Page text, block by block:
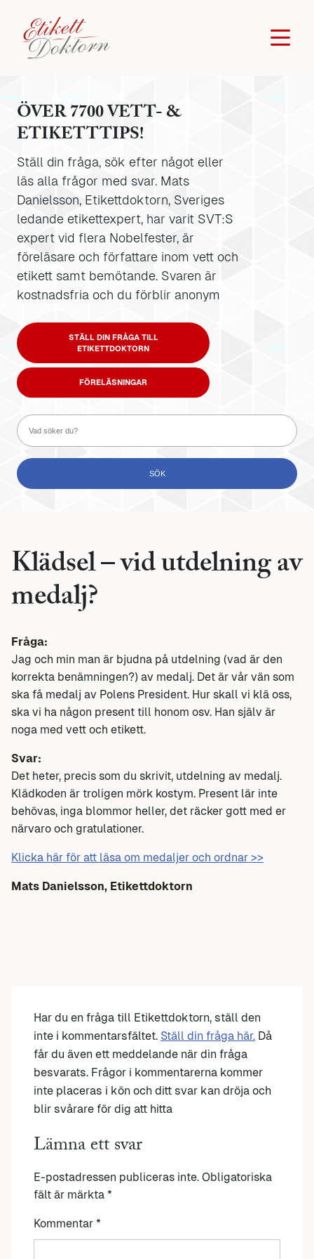
ÖVER 7700 VETT- &
ETIKETTTIPS!
Ställ din fråga, sök efter något eller
läs alla frågor med svar. Mats
Danielsson, Etikettdoktorn, Sveriges
ledande etikettexpert, har varit SVT:S
expert vid flera Nobelfester, är
föreläsare och författare inom vett och
etikett samt bemötande. Svaren är
kostnadsfria och du förblir anonym
STÄLL DIN FRÅGA TILL
ETIKETTDOKTORN
FÖRELÄSNINGAR
Klädsel – vid utdelning av
medalj?
Fråga:
Jag och min man är bjudna på utdelning (vad är den
korrekta benämningen?) av medalj. Det är vår vän som
ska få medalj av Polens President. Hur skall vi klä oss,
ska vi ha någon present till honom osv. Han själv är
noga med vett och etikett.
Svar:
Det heter, precis som du skrivit, utdelning av medalj.
Klädkoden är troligen mörk kostym. Present lär inte
behövas, inga blommor heller, det räcker gott med er
närvaro och gratulationer.
Klicka här för att läsa om medaljer och ordnar >>
Mats Danielsson, Etikettdoktorn
Har du en fråga till Etikettdoktorn, ställ den
inte i kommentarsfältet. Ställ din fråga här. Då
får du även ett meddelande när din fråga
besvarats. Frågor i kommentarerna kommer
inte placeras i kön och ditt svar kan dröja och
blir svårare för dig att hitta
Lämna ett svar
E-postadressen publiceras inte. Obligatoriska
fält är märkta *
Kommentar *